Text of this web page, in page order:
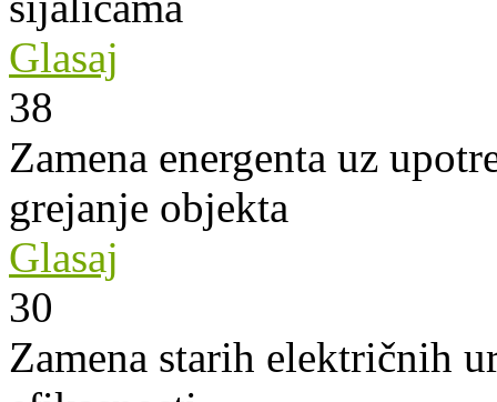
Glasaj
38
Zamena energenta uz
grejanje objekta
Glasaj
30
Zamena starih električnih